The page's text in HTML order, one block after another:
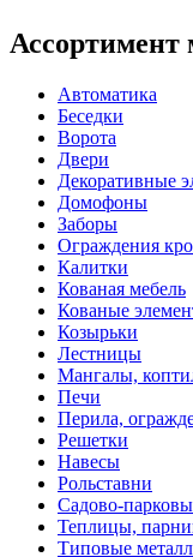
Ассортимент
Автоматика
Беседки
Ворота
Двери
Декоративные
Домофоны
Заборы
Ограждения
Калитки
Кованая мебель
Кованые
Козырьки
Лестницы
Мангалы,
Печи
Перила,
Решетки
Навесы
Рольставни
Садово-
Теплицы,
Типовые